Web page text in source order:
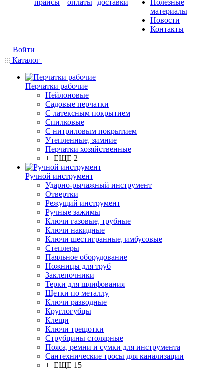
прайсы
оплаты
доставки
Полезные
материалы
Новости
Контакты
Войти
Каталог
Перчатки рабочие
Нейлоновые
Садовые перчатки
С латексным покрытием
Cпилковые
С нитриловым покрытием
Утепленные, зимние
Перчатки хозяйственные
+ ЕЩЕ 2
Ручной инструмент
Ударно-рычажный инструмент
Отвертки
Режущий инструмент
Ручные зажимы
Ключи газовые, трубные
Ключи накидные
Ключи шестигранные, имбусовые
Степлеры
Паяльное оборудование
Ножницы для труб
Заклепочники
Терки для шлифования
Щетки по металлу
Ключи разводные
Круглогубцы
Клещи
Ключи трещотки
Струбцины столярные
Пояса, ремни и сумки для инструмента
Сантехнические тросы для канализации
+ ЕЩЕ 15